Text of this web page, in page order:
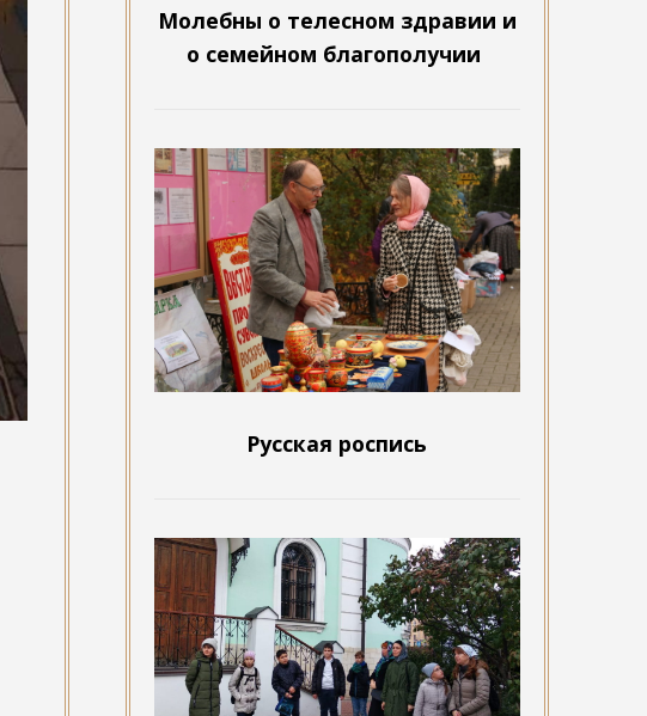
Молебны о телесном здравии и
о семейном благополучии
Русская роспись